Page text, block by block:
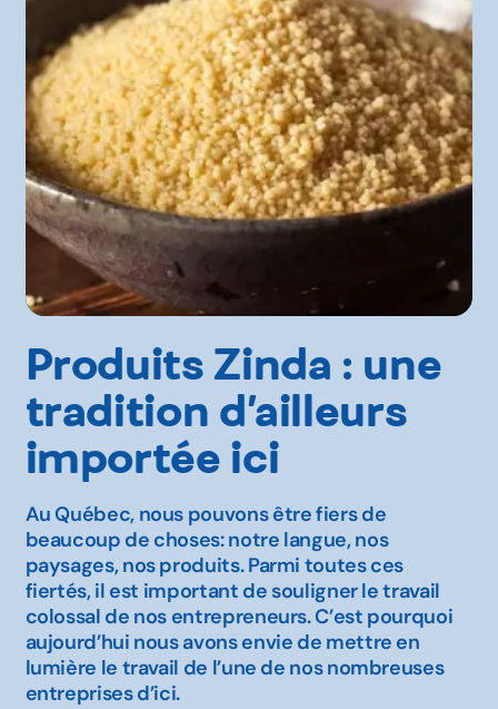
Produits Zinda : une
tradition d’ailleurs
importée ici
Au Québec, nous pouvons être fiers de
beaucoup de choses: notre langue, nos
paysages, nos produits. Parmi toutes ces
fiertés, il est important de souligner le travail
colossal de nos entrepreneurs. C’est pourquoi
aujourd’hui nous avons envie de mettre en
lumière le travail de l’une de nos nombreuses
entreprises d’ici.